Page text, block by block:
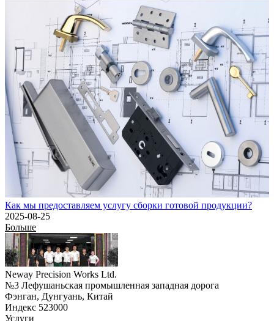
Как мы предоставляем услугу сборки готовой продукции?
2025-08-25
Больше
Neway Precision Works Ltd.
№3 Лефушаньская промышленная западная дорога
Фэнган, Дунгуань, Китай
Индекс 523000
Услуги